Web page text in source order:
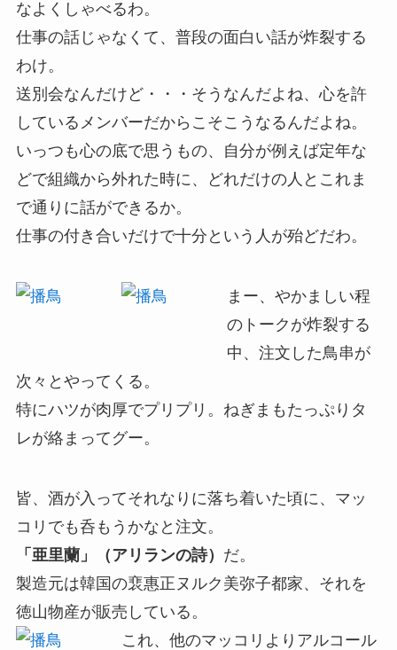
なよくしゃべるわ。
仕事の話じゃなくて、普段の面白い話が炸裂する
わけ。
送別会なんだけど・・・そうなんだよね、心を許
しているメンバーだからこそこうなるんだよね。
いっつも心の底で思うもの、自分が例えば定年な
どで組織から外れた時に、どれだけの人とこれま
で通りに話ができるか。
仕事の付き合いだけで十分という人が殆どだわ。
まー、やかましい程
のトークが炸裂する
中、注文した鳥串が
次々とやってくる。
特にハツが肉厚でプリプリ。ねぎまもたっぷりタ
レが絡まってグー。
皆、酒が入ってそれなりに落ち着いた頃に、マッ
コリでも呑もうかなと注文。
「亜里蘭」（アリランの詩） だ。
製造元は韓国の裵惠正ヌルク美弥子都家、それを
徳山物産が販売している。
これ、他のマッコリよりアルコール